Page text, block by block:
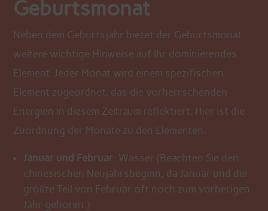
Geburtsmonat
Neben dem Geburtsjahr bietet der Geburtsmonat
weitere wichtige Hinweise auf Ihr dominierendes
Element. Jeder Monat wird einem spezifischen
Element zugeordnet, das die vorherrschenden
Energien in diesem Zeitraum reflektiert. Hier ist die
Zuordnung der Monate zu den Elementen:
Januar und Februar: Wasser (Beachten Sie den
chinesischen Neujahrsbeginn, da Januar und der
größte Teil von Februar oft noch zum vorherigen
Jahr gehören.)